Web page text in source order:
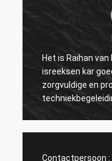
Het is Raihan van
isreeksen kar
zorgvuldige en
hoop alles kan
Contactpersoon :